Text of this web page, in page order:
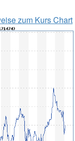
zum Kurs Chart